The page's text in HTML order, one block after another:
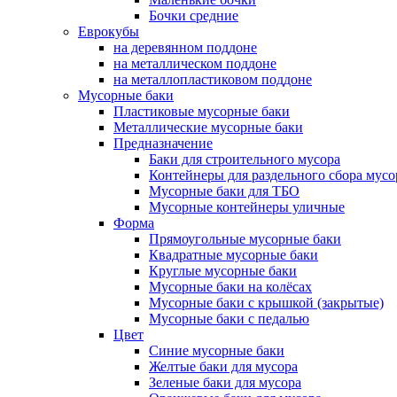
Бочки средние
Еврокубы
на деревянном поддоне
на металлическом поддоне
на металлопластиковом поддоне
Мусорные баки
Пластиковые мусорные баки
Металлические мусорные баки
Предназначение
Баки для строительного мусора
Контейнеры для раздельного сбора
Мусорные баки для ТБО
Мусорные контейнеры уличные
Форма
Прямоугольные мусорные баки
Квадратные мусорные баки
Круглые мусорные баки
Мусорные баки на колёсах
Мусорные баки с крышкой (закрытые)
Мусорные баки с педалью
Цвет
Синие мусорные баки
Желтые баки для мусора
Зеленые баки для мусора